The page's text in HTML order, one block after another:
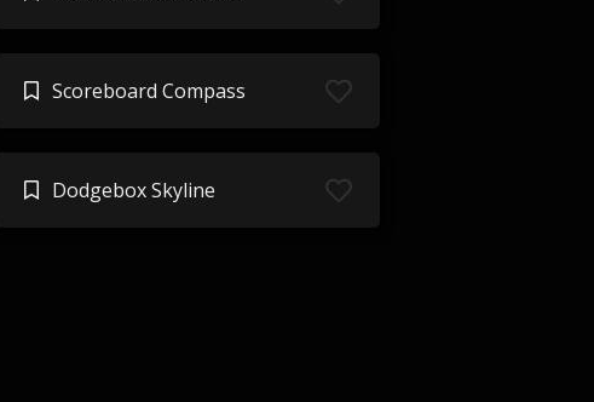
Scoreboard Compass
Dodgebox Skyline